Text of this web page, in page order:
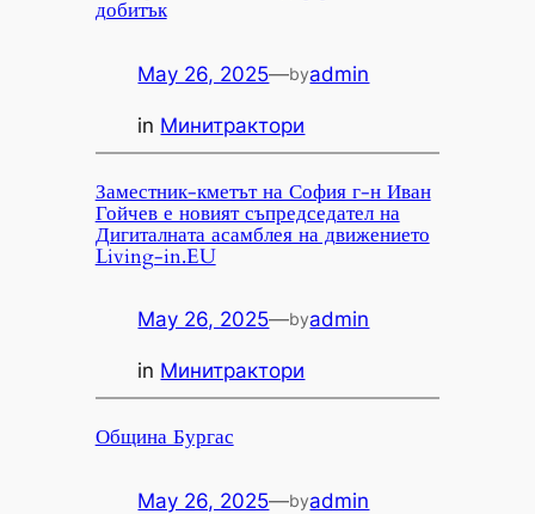
добитък
May 26, 2025—byadmin
in Минитрактори
Заместник-кметът на София г-н Иван
Гойчев е новият съпредседател на
Дигиталната асамблея на движението
Living-in.EU
May 26, 2025—byadmin
in Минитрактори
Община Бургас
May 26, 2025—byadmin